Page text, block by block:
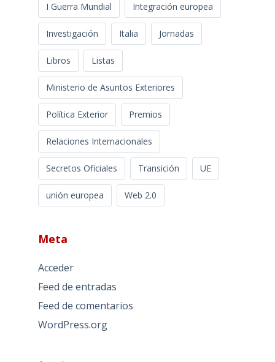
I Guerra Mundial Integración europea
Investigación Italia Jornadas
Libros Listas
Ministerio de Asuntos Exteriores
Política Exterior Premios
Relaciones Internacionales
Secretos Oficiales Transición UE
unión europea Web 2.0
Meta
Acceder
Feed de entradas
Feed de comentarios
WordPress.org